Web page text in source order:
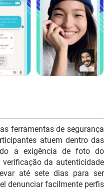
ferramentas de segurança
atuem dentro das
a exigência de foto do
da autenticidade
até sete dias para ser
denunciar facilmente perfis